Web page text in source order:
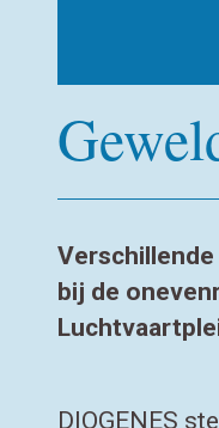
bij de
DIOGENES